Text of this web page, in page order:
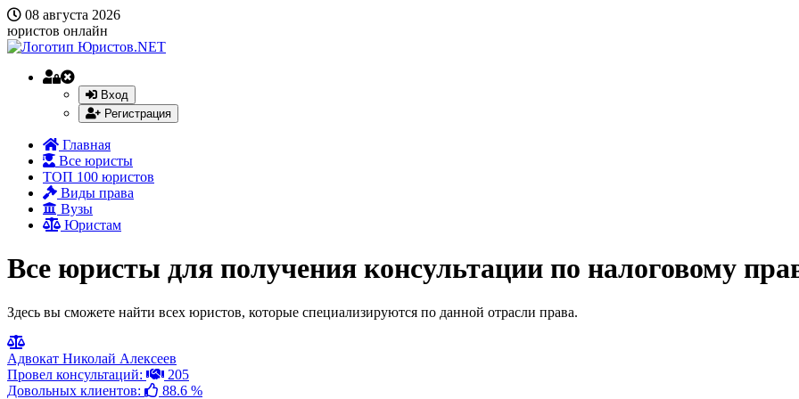
08 августа 2026
юристов онлайн
Вход
Регистрация
Главная
Все юристы
ТОП 100 юристов
Виды права
Вузы
Юристам
Все юристы для получения консультации по налоговому
Здесь вы сможете найти всех юристов, которые специализируются по данной отрасли права.
Адвокат Николай Алексеев
Провел консультаций:
205
Довольных клиентов:
88.6 %